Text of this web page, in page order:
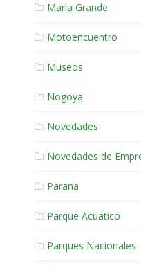
Maria Grande
Motoencuentro
Museos
Nogoya
Novedades
Novedades de
Parana
Parque Acuatico
Parques Nacionales